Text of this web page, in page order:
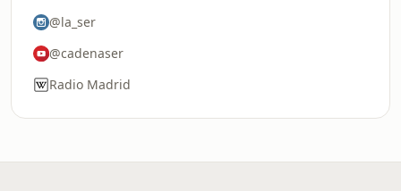
@la_ser
@cadenaser
Radio Madrid